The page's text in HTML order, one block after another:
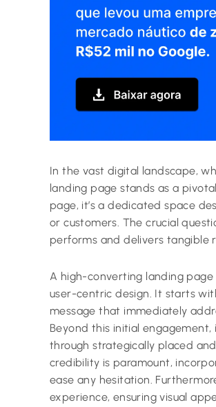
In the vast digital landscape,
landing page stands as a
page, it’s a dedicated space
or customers. The crucial
performs and delivers tangible
A high-converting landing
user-centric design. It starts
message that immediately
Beyond this initial
through strategically placed
credibility is paramount,
ease any hesitation.
experience, ensuring visual